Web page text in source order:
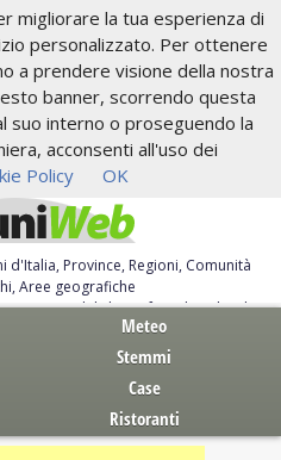
migliorare la tua esperienza di
personalizzato. Per ottenere
a prendere visione della nostra
banner, scorrendo questa
suo interno o proseguendo la
acconsenti all'uso dei
Policy OK
d'Italia, Province, Regioni, Comunità
Aree geografiche
moduli, leggi, free download
Meteo
Stemmi
Case
Ristoranti